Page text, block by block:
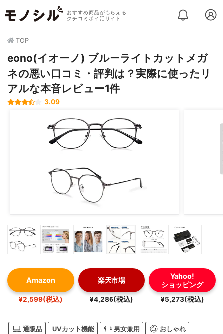
おすすめ商品がもらえる
クチコミポイ活サイト
TOP
eono(イオーノ) ブルーライトカットメガ
ネの悪い口コミ・評判は？実際に使ったリ
アルな本音レビュー1件
3.09
Amazon
¥2,599(税込)
楽天市場
¥4,286(税込)
Yahoo!
ショッピング
¥5,273(税込)
通販品 UVカット機能 男女兼用 おしゃれ